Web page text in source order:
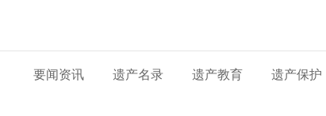
要闻资讯 遗产名录 遗产教育 遗产保护